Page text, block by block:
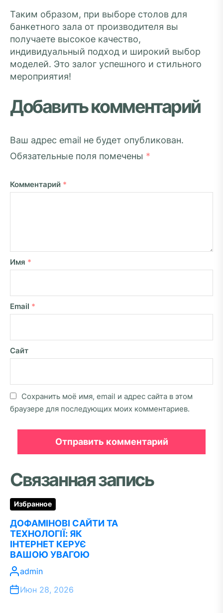
Таким образом, при выборе столов для
банкетного зала от производителя вы
получаете высокое качество,
индивидуальный подход и широкий выбор
моделей. Это залог успешного и стильного
мероприятия!
Добавить комментарий
Ваш адрес email не будет опубликован.
Обязательные поля помечены *
Комментарий *
Имя *
Email *
Сайт
Сохранить моё имя, email и адрес сайта в этом
браузере для последующих моих комментариев.
Связанная запись
Избранное
ДОФАМІНОВІ САЙТИ ТА
ТЕХНОЛОГІЇ: ЯК
ІНТЕРНЕТ КЕРУЄ
ВАШОЮ УВАГОЮ
admin
Июн 28, 2026